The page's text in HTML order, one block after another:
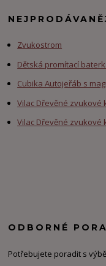
Zvukostrom
Dětská promítací
Cubika Autojeřáb s
Vilac Dřevěné zvukové
Vilac Dřevěné zvukové
ODBORNÉ
Potřebujete poradit s